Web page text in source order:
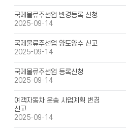
국제물류주선업 변경등록 신청
2025-09-14
국제물류주선업 양도양수 신고
2025-09-14
국제물류주선업 등록신청
2025-09-14
여객자동차 운송 사업계획 변경
신고
2025-09-14